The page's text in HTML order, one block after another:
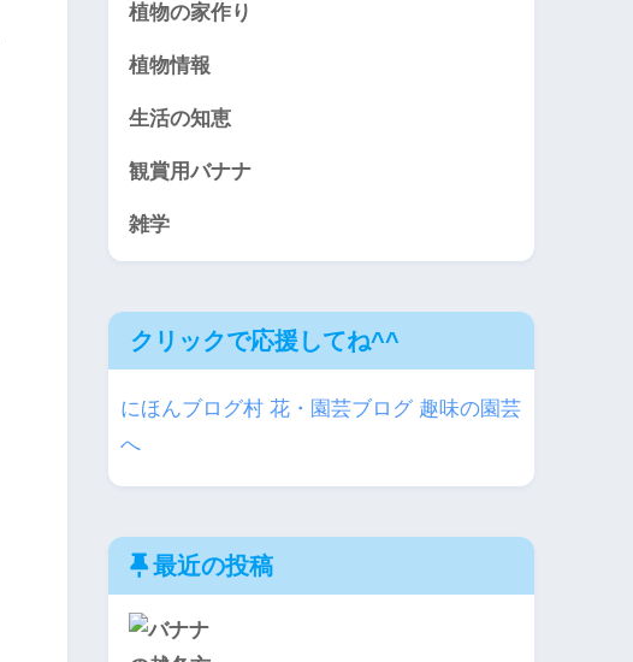
植物の家作り
植物情報
生活の知恵
観賞用バナナ
雑学
クリックで応援してね^^
にほんブログ村 花・園芸ブログ 趣味の園芸
へ
最近の投稿